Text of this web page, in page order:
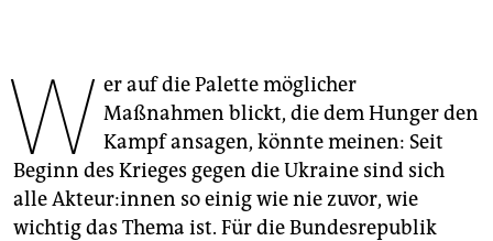
genossenschaft
epaper login
W er auf die Palette möglicher
Maßnahmen blickt, die dem Hunger den
Kampf ansagen, könnte meinen: Seit
Beginn des Krieges gegen die Ukraine sind sich
alle Ak­teu­r:in­nen so einig wie nie zuvor, wie
wichtig das Thema ist. Für die Bundesrepublik